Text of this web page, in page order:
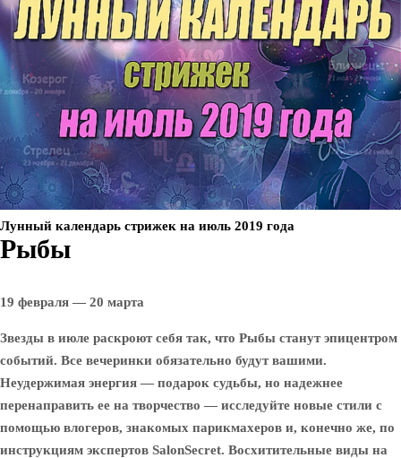
Лунный календарь стрижек на июль 2019 года
Рыбы
19 февраля — 20 марта
Звезды в июле раскроют себя так, что Рыбы станут эпицентром
событий. Все вечеринки обязательно будут вашими.
Неудержимая энергия — подарок судьбы, но надежнее
перенаправить ее на творчество — исследуйте новые стили с
помощью влогеров, знакомых парикмахеров и, конечно же, по
инструкциям экспертов SalonSecret. Восхитительные виды на